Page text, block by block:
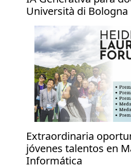
Università di Bologna
Extraordinaria
jóvenes talentos en
Informática